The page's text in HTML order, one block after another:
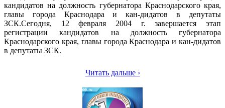
кандидатов на должность губернатора Краснодарского края,
главы города Краснодара и кан-дидатов в депутаты
ЗСК.Сегодня, 12 февраля 2004 г. завершается этап
регистрации кандидатов на должность губернатора
Краснодарского края, главы города Краснодара и кан-дидатов
в депутаты ЗСК.
Читать дальше ›